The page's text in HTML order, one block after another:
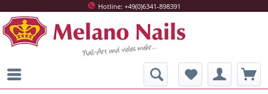
Hotline: +49(0)6341-898391